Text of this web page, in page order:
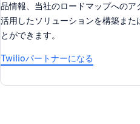
品情報、当社のロードマップへの
活用したソリューションを構築また
とができます。
Twilioパートナーになる